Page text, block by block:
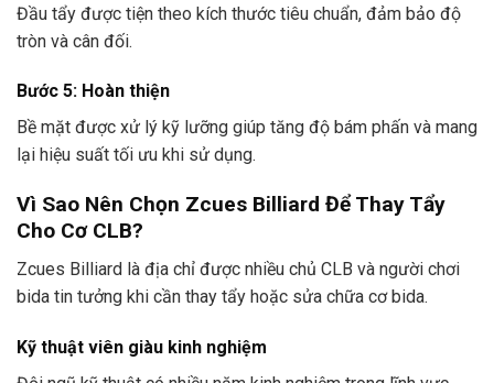
Đầu tẩy được tiện theo kích thước tiêu chuẩn, đảm bảo độ
tròn và cân đối.
Bước 5: Hoàn thiện
Bề mặt được xử lý kỹ lưỡng giúp tăng độ bám phấn và mang
lại hiệu suất tối ưu khi sử dụng.
Vì Sao Nên Chọn Zcues Billiard Để Thay Tẩy
Cho Cơ CLB?
Zcues Billiard là địa chỉ được nhiều chủ CLB và người chơi
bida tin tưởng khi cần thay tẩy hoặc sửa chữa cơ bida.
Kỹ thuật viên giàu kinh nghiệm